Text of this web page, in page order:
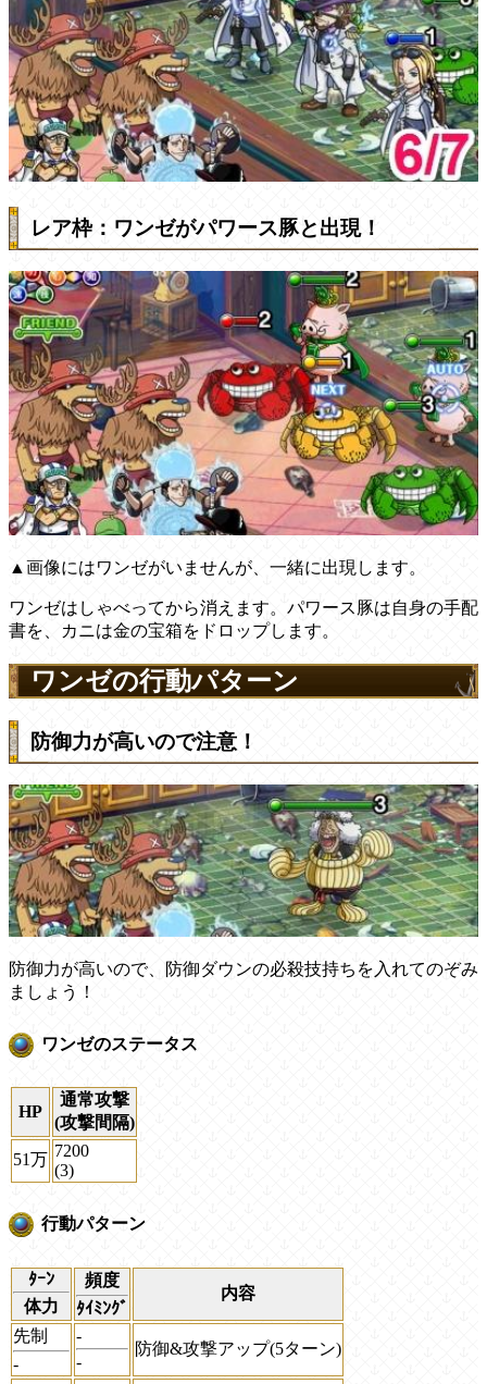
レア枠：ワンゼがパワース豚と出現！
▲画像にはワンゼがいませんが、一緒に出現します。
ワンゼはしゃべってから消えます。パワース豚は自身の手配
書を、カニは金の宝箱をドロップします。
ワンゼの行動パターン
防御力が高いので注意！
防御力が高いので、防御ダウンの必殺技持ちを入れてのぞみ
ましょう！
ワンゼのステータス
HP
通常攻撃
(攻撃間隔)
51万 7200
(3)
行動パターン
ﾀｰﾝ
体力
頻度
ﾀｲﾐﾝｸﾞ
内容
先制
-
-
-
防御&攻撃アップ(5ターン)